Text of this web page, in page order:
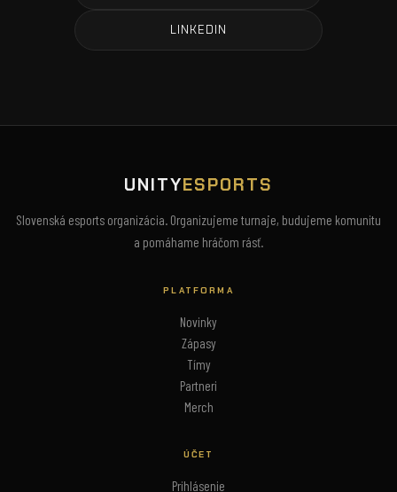
LINKEDIN
UNITYESPORTS
Slovenská esports organizácia. Organizujeme turnaje, budujeme komunitu
a pomáhame hráčom rásť.
PLATFORMA
Novinky
Zápasy
Tímy
Partneri
Merch
ÚČET
Prihlásenie